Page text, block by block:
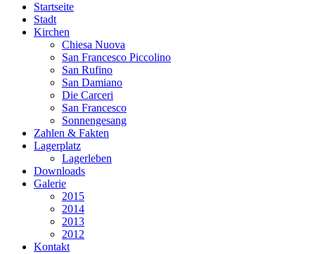
Startseite
Stadt
Kirchen
Chiesa Nuova
San Francesco Piccolino
San Rufino
San Damiano
Die Carceri
San Francesco
Sonnengesang
Zahlen & Fakten
Lagerplatz
Lagerleben
Downloads
Galerie
2015
2014
2013
2012
Kontakt